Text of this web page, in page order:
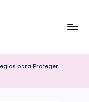
para Proteger